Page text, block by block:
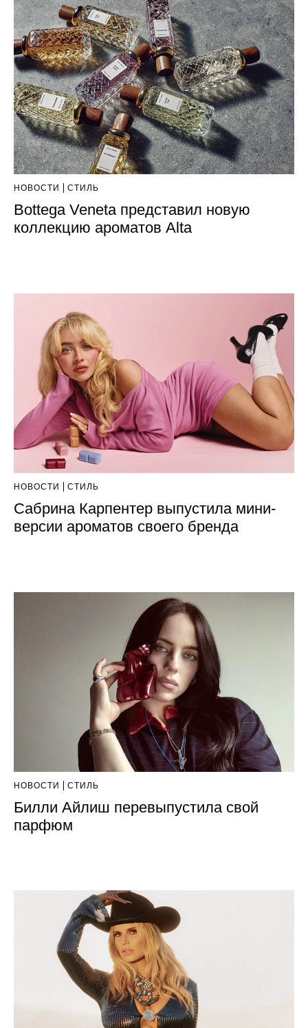
НОВОСТИ СТИЛЬ
Bottega Veneta представил новую
коллекцию ароматов Alta
НОВОСТИ СТИЛЬ
Сабрина Карпентер выпустила мини-
версии ароматов своего бренда
НОВОСТИ СТИЛЬ
Билли Айлиш перевыпустила свой
парфюм